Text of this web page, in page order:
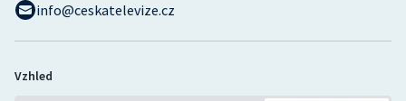
info@ceskatelevize.cz
Vzhled